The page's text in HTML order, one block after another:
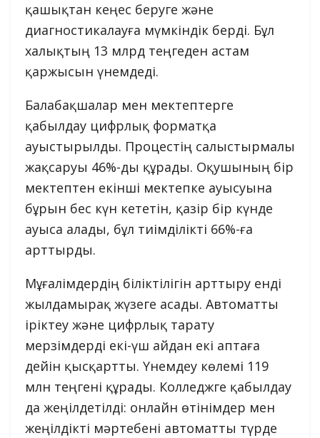
қашықтан кеңес беруге және
диагностикалауға мүмкіндік берді. Бұл
халықтың 13 млрд теңгеден астам
қаржысын үнемдеді.
Балабақшалар мен мектептерге
қабылдау цифрлық форматқа
ауыстырылды. Процестің салыстырмалы
жақсаруы 46%-ды құрады. Оқушының бір
мектептен екінші мектепке ауысуына
бұрын бес күн кететін, қазір бір күнде
ауыса алады, бұл тиімділікті 66%-ға
арттырды.
Мұғалімдердің біліктілігін арттыру енді
жылдамырақ жүзеге асады. Автоматты
іріктеу және цифрлық тарату
мерзімдерді екі-үш айдан екі аптаға
дейін қысқартты. Үнемдеу көлемі 119
млн теңгені құрады. Колледжге қабылдау
да жеңілдетілді: онлайн өтінімдер мен
жеңілдікті мәртебені автоматты түрде